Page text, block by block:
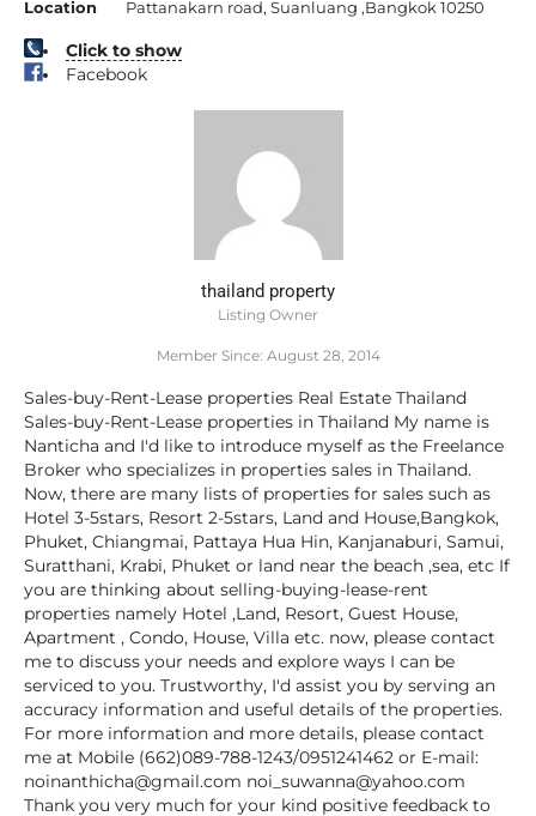
Location Pattanakarn road, Suanluang ,Bangkok 10250
Click to show
Facebook
thailand property
Listing Owner
Member Since: August 28, 2014
Sales-buy-Rent-Lease properties Real Estate Thailand
Sales-buy-Rent-Lease properties in Thailand My name is
Nanticha and I'd like to introduce myself as the Freelance
Broker who specializes in properties sales in Thailand.
Now, there are many lists of properties for sales such as
Hotel 3-5stars, Resort 2-5stars, Land and House,Bangkok,
Phuket, Chiangmai, Pattaya Hua Hin, Kanjanaburi, Samui,
Suratthani, Krabi, Phuket or land near the beach ,sea, etc If
you are thinking about selling-buying-lease-rent
properties namely Hotel ,Land, Resort, Guest House,
Apartment , Condo, House, Villa etc. now, please contact
me to discuss your needs and explore ways I can be
serviced to you. Trustworthy, I'd assist you by serving an
accuracy information and useful details of the properties.
For more information and more details, please contact
me at Mobile (662)089-788-1243/0951241462 or E-mail:
noinanthicha@gmail.com noi_suwanna@yahoo.com
Thank you very much for your kind positive feedback to